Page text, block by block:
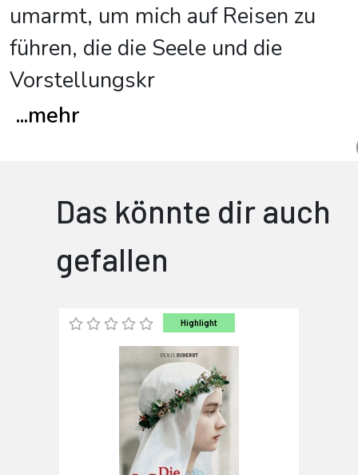
umarmt, um mich auf Reisen zu
führen, die die Seele und die
Vorstellungskr
...mehr
Das könnte dir auch
gefallen
Highlight